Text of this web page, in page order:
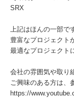
SRX
上記はほんの一部で
豊富なプロジェクト
最適なプロジェクト
会社の雰囲気や取り
ご興味のある方は、
https://